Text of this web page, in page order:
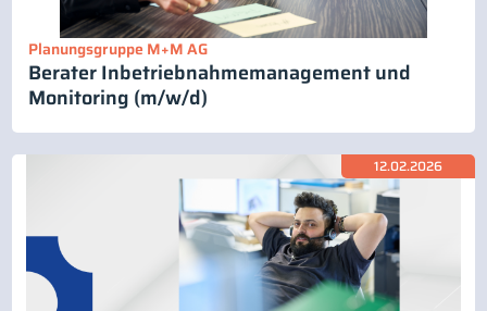
Planungsgruppe M+M AG
Berater Inbetriebnahmemanagement und
Monitoring (m/w/d)
12.02.2026